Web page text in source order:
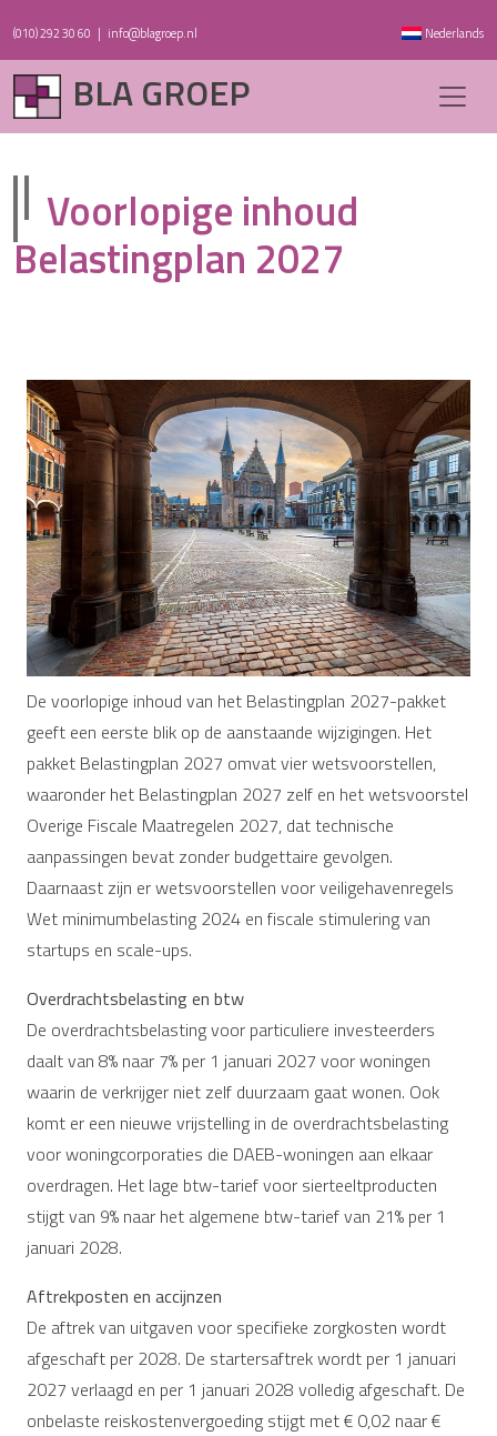
(010) 292 30 60 | info@blagroep.nl Nederlands
BLA GROEP
Voorlopige inhoud
Belastingplan 2027
De voorlopige inhoud van het Belastingplan 2027-pakket
geeft een eerste blik op de aanstaande wijzigingen. Het
pakket Belastingplan 2027 omvat vier wetsvoorstellen,
waaronder het Belastingplan 2027 zelf en het wetsvoorstel
Overige Fiscale Maatregelen 2027, dat technische
aanpassingen bevat zonder budgettaire gevolgen.
Daarnaast zijn er wetsvoorstellen voor veiligehavenregels
Wet minimumbelasting 2024 en fiscale stimulering van
startups en scale-ups.
Overdrachtsbelasting en btw
De overdrachtsbelasting voor particuliere investeerders
daalt van 8% naar 7% per 1 januari 2027 voor woningen
waarin de verkrijger niet zelf duurzaam gaat wonen. Ook
komt er een nieuwe vrijstelling in de overdrachtsbelasting
voor woningcorporaties die DAEB-woningen aan elkaar
overdragen. Het lage btw-tarief voor sierteeltproducten
stijgt van 9% naar het algemene btw-tarief van 21% per 1
januari 2028.
Aftrekposten en accijnzen
De aftrek van uitgaven voor specifieke zorgkosten wordt
afgeschaft per 2028. De startersaftrek wordt per 1 januari
2027 verlaagd en per 1 januari 2028 volledig afgeschaft. De
onbelaste reiskostenvergoeding stijgt met € 0,02 naar €